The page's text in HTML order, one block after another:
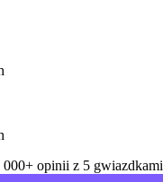
000+ opinii z 5 gwiazdkami